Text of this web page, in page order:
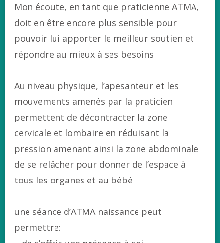
Mon écoute, en tant que praticienne ATMA,
doit en être encore plus sensible pour
pouvoir lui apporter le meilleur soutien et
répondre au mieux à ses besoins
Au niveau physique, l’apesanteur et les
mouvements amenés par la praticien
permettent de décontracter la zone
cervicale et lombaire en réduisant la
pression amenant ainsi la zone abdominale
de se relâcher pour donner de l’espace à
tous les organes et au bébé
une séance d’ATMA naissance peut
permettre: